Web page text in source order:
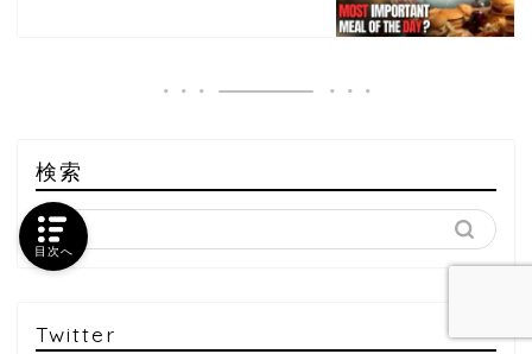
検索
Twitter
目次へ